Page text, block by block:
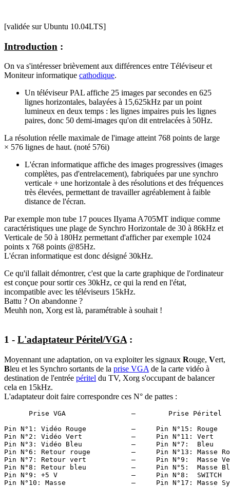
[validée sur Ubuntu 10.04LTS]
Introduction :
On va s'intéresser brièvement aux différences entre Téléviseur et
Moniteur informatique cathodique.
Un téléviseur PAL affiche 25 images par secondes en 625
lignes horizontales, balayées à 15,625kHz par un point
lumineux en deux temps : les lignes impaires puis les lignes
paires, donc 50 demi-images qu'on dit entrelacées à 50Hz.
La résolution réelle maximale de l'image atteint 768 points de large
× 576 lignes de haut. (noté 576i)
L'écran informatique affiche des images progressives (images
complètes, pas d'entrelacement), fabriquées par une synchro
verticale + une horizontale à des résolutions et des fréquences
très élevées, permettant de travailler agréablement à faible
distance de l'écran.
Par exemple mon tube 17 pouces IIyama A705MT indique comme
caractéristiques une plage de Synchro Horizontale de 30 à 86kHz et
Verticale de 50 à 180Hz permettant d'afficher par exemple 1024
points x 768 points @85Hz.
L'écran informatique est donc désigné 30kHz.
Ce qu'il fallait démontrer, c'est que la carte graphique de l'ordinateur
est conçue pour sortir ces 30kHz, ce qui la rend en l'état,
incompatible avec les téléviseurs 15kHz.
Battu ? On abandonne ?
Meuhh non, Xorg est là, paramétrable à souhait !
1 - L'adaptateur Péritel/VGA :
Moyennant une adaptation, on va exploiter les signaux Rouge, Vert,
Bleu et les Synchro sortants de la prise VGA de la carte vidéo à
destination de l'entrée péritel du TV, Xorg s'occupant de balancer
cela en 15kHz.
L'adaptateur doit faire correspondre ces N° de pattes :
      Prise VGA                —        Prise Péritel
Pin N°1: Vidéo Rouge           —     Pin N°15: Rouge
Pin N°2: Vidéo Vert            —     Pin N°11: Vert
Pin N°3: Vidéo Bleu            —     Pin N°7:  Bleu
Pin N°6: Retour rouge          —     Pin N°13: Masse
Pin N°7: Retour vert           —     Pin N°9:  Masse
Pin N°8: Retour bleu           —     Pin N°5:  Masse
Pin N°9: +5 V                  —     Pin N°8:  SWITCH
Pin N°10: Masse                —     Pin N°17: Masse